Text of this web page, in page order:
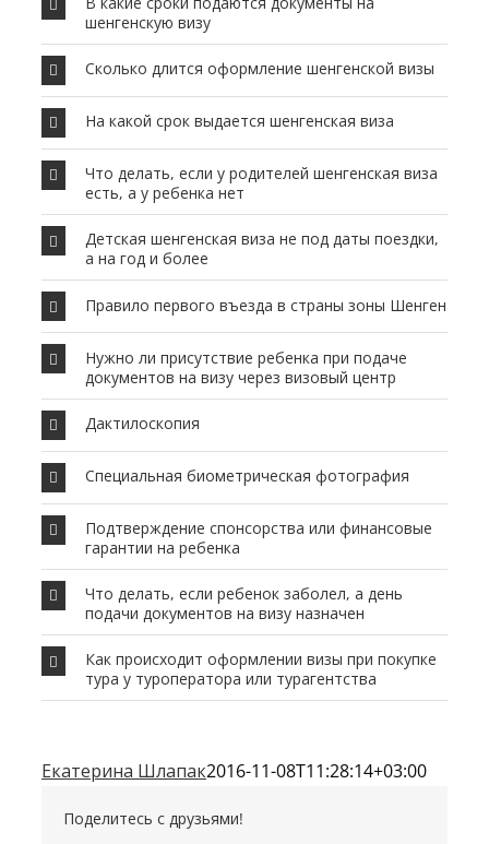
шенгенскую визу
Сколько длится оформление шенгенской визы
На какой срок выдается шенгенская виза
Что делать, если у родителей шенгенская виза
есть, а у ребенка нет
Детская шенгенская виза не под даты поездки,
а на год и более
Правило первого въезда в страны зоны Шенген
Нужно ли присутствие ребенка при подаче
документов на визу через визовый центр
Дактилоскопия
Специальная биометрическая фотография
Подтверждение спонсорства или финансовые
гарантии на ребенка
Что делать, если ребенок заболел, а день
подачи документов на визу назначен
Как происходит оформлении визы при покупке
тура у туроператора или турагентства
Екатерина Шлапак2016-11-08T11:28:14+03:00
Поделитесь с друзьями!